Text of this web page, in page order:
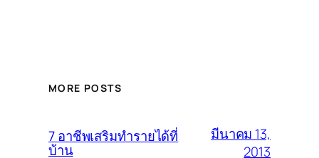
MORE POSTS
7 อาชีพเสริมทำรายได้ที่
บ้าน
มีนาคม 13,
2013